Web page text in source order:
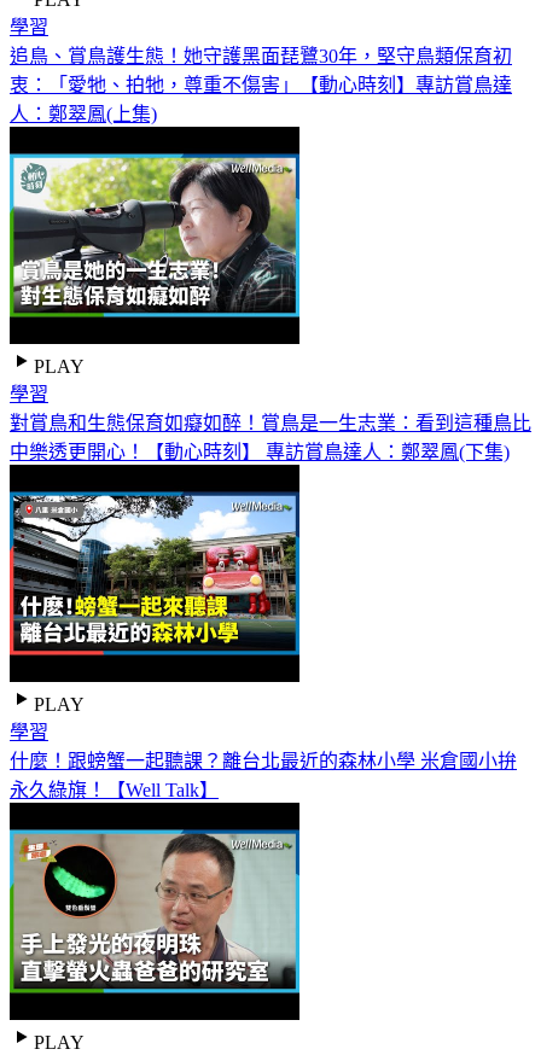
學習
追鳥、賞鳥護生態！她守護黑面琵鷺30年，堅守鳥類保育初
衷：「愛牠、拍牠，尊重不傷害」【動心時刻】專訪賞鳥達
人：鄭翠鳳(上集)
PLAY
學習
對賞鳥和生態保育如癡如醉！賞鳥是一生志業：看到這種鳥比
中樂透更開心！【動心時刻】 專訪賞鳥達人：鄭翠鳳(下集)
PLAY
學習
什麼！跟螃蟹一起聽課？離台北最近的森林小學 米倉國小拚
永久綠旗！【Well Talk】
PLAY